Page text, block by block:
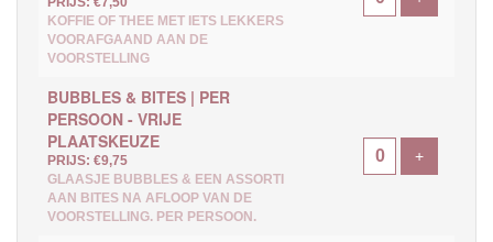
KOFFIE OF THEE MET IETS LEKKERS
VOORAFGAAND AAN DE
VOORSTELLING
BUBBLES & BITES | PER
PERSOON - VRIJE
PLAATSKEUZE
PRIJS: €9,75
GLAASJE BUBBLES & EEN ASSORTI
AAN BITES NA AFLOOP VAN DE
VOORSTELLING. PER PERSOON.
+Voeg